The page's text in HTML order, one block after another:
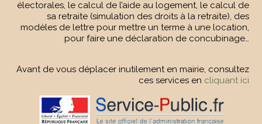
électorales, le calcul de l’aide au logement, le calcul de
sa retraite (simulation des droits à la retraite), des
modèles de lettre pour mettre un terme à une location,
pour faire une déclaration de concubinage…
Avant de vous déplacer inutilement en mairie, consultez
ces services en cliquant ici